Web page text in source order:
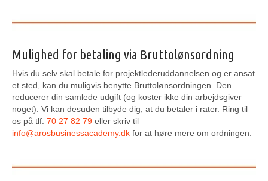
Mulighed for betaling via Bruttolønsordning
Hvis du selv skal betale for projektlederuddannelsen og er ansat
et sted, kan du muligvis benytte Bruttolønsordningen. Den
reducerer din samlede udgift (og koster ikke din arbejdsgiver
noget). Vi kan desuden tilbyde dig, at du betaler i rater. Ring til
os på tlf. 70 27 82 79 eller skriv til
info@arosbusinessacademy.dk for at høre mere om ordningen.